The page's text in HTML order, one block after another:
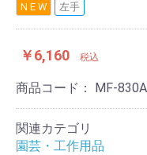
N E W 左手
￥6,160 税込
商品コード： MF-
関連カテゴリ
園芸・工作用品